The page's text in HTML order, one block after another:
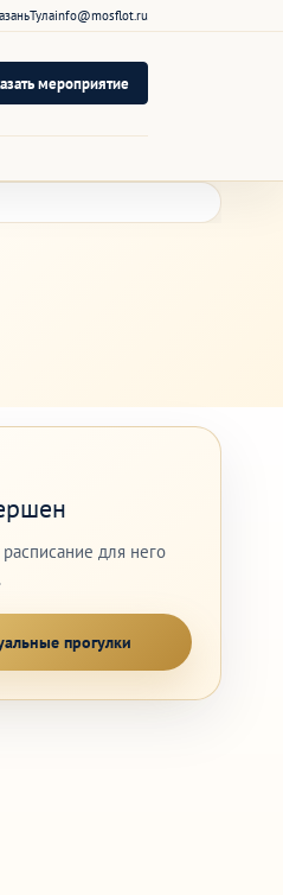
Тулаinfo@mosflot.ru
мероприятие
для него
прогулки